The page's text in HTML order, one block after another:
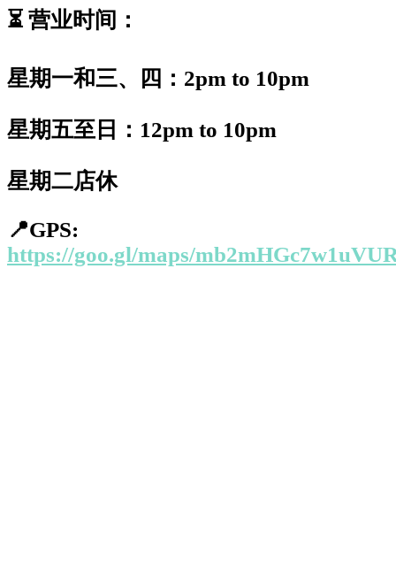
⏳ 营业时间：
星期一和三、四： 2pm to 10pm
星期五至日： 12pm to 10pm
星期二店休
📍GPS:
https://goo.gl/maps/